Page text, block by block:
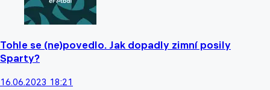
Tohle se (ne)povedlo. Jak dopadly zimní posily
Sparty?
16.06.2023 18:21